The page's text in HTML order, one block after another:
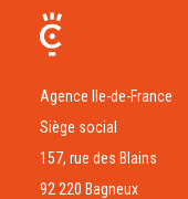
Agence Ile-de-France
Siège social
157, rue des Blains
92 220 Bagneux